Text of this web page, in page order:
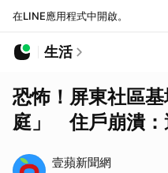
在LINE應用程式中開啟。
生活
恐怖！屏東社區
庭」 住戶崩潰：
壹蘋新聞網